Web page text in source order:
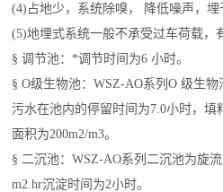
(4)占地少，系统除嗅， 降低噪声，埋
(5)地埋式系统一般不承受过车荷载，
§ 调节池：*调节时间为6 小时。
§ O级生物池：WSZ-AO系列O 级生物
污水在池内的停留时间为7.0小时，填
面积为200m2/m3。
§ 二沉池：WSZ-AO系列二沉池为旋
m2.hr沉淀时间为2小时。